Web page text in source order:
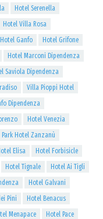
Hotel Serenella
Hotel Villa Rosa
Hotel Ganfo
Hotel Grifone
Hotel Marconi Dipendenza
Saviola Dipendenza
Villa Pioppi Hotel
Dipendenza
Hotel Venezia
Park Hotel Zanzanù
Elisa
Hotel Forbisicle
Hotel Tignale
Hotel Ai Tigli
Hotel Galvani
Pini
Hotel Benacus
Menapace
Hotel Pace